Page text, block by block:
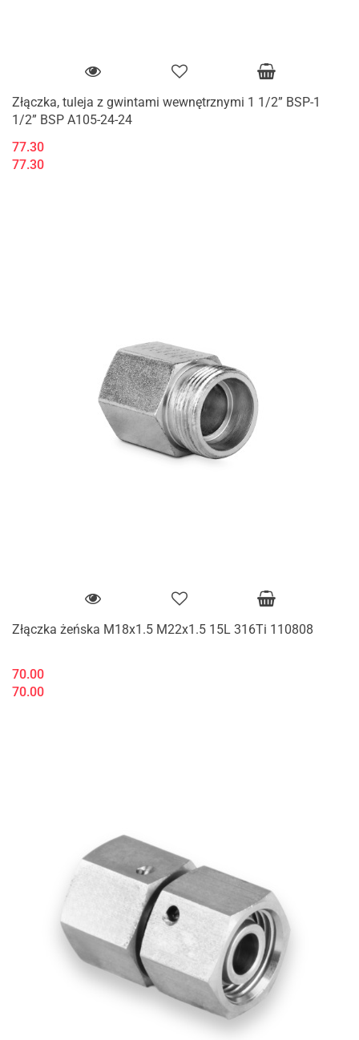
Złączka, tuleja z gwintami wewnętrznymi 1 1/2” BSP-1
1/2” BSP A105-24-24
77.30
77.30
Złączka żeńska M18x1.5 M22x1.5 15L 316Ti 110808
70.00
70.00